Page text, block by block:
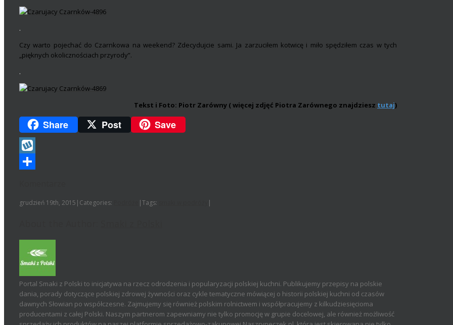
.
Czy warto pojechać do Czarnkowa na weekend? Zdecydujcie sami. Ja zarzuciłem kotwicę i miło spędziłem czas w tych
„pięknych okolicznościach przyrody”.
.
Tekst i Foto: Piotr Zarówny ( więcej zdjęć Piotra Zarównego znajdziesz tutaj)
Share Post Save
Wykop
grudzień 19th, 2015 | Categories: |Tags: |
Portal Smaki z Polski to inicjatywa na rzecz odrodzenia i popularyzacji polskiej kuchni. Publikujemy przepisy na polskie
dania, porady dotyczące polskiej zdrowej żywności oraz cykle tematyczne mówiącej o historii polskiej kuchni od czasów
dawnych Słowian po współczesne. Zajmujemy się również polskim rolnictwem i współpracujemy z kilkudziesięcioma
producentami z całej Polski. Naszym partnerom zapewniamy nie tylko promocję w grupie docelowej, ale również możliwość